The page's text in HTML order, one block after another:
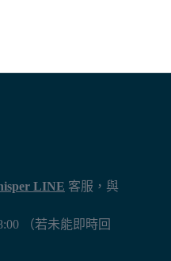
面
擇
LINE 客服，與
（若未能即時回